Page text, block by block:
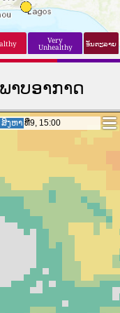
Very
Unhealthy ອັນຕະລາຍ
າບອາກາດ
າ ທີ່10, 11:00
າ ທີ່10, 11:00